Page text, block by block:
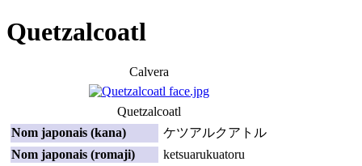
Quetzalcoatl
Calvera
Quetzalcoatl
Nom japonais (kana)
ケツアルクアトル
Nom japonais (romaji)
ketsuarukuatoru